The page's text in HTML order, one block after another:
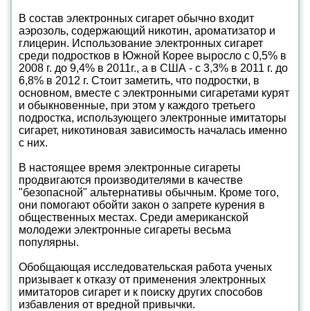
В состав электронных сигарет обычно входит
аэрозоль, содержающий никотин, ароматизатор и
глицерин. Использование электронных сигарет
среди подростков в Южной Корее выросло с 0,5% в
2008 г. до 9,4% в 2011г., а в США - с 3,3% в 2011 г. до
6,8% в 2012 г. Стоит заметить, что подростки, в
основном, вместе с электронными сигаретами курят
и обыкновенные, при этом у каждого третьего
подростка, использующего электронные имитаторы
сигарет, никотиновая зависимость началась именно
с них.
В настоящее время электронные сигареты
продвигаются производителями в качестве
"безопасной" альтернативы обычным. Кроме того,
они помогают обойти закон о запрете курения в
общественных местах. Среди американской
молодежи электронные сигареты весьма
популярны.
Обобщающая исследовательская работа ученых
призывает к отказу от применения электронных
имитаторов сигарет и к поиску других способов
избавления от вредной привычки.